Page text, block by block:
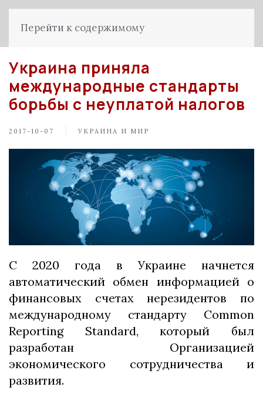
Перейти к содержимому
Украина приняла
международные стандарты
борьбы с неуплатой налогов
2017-10-07 УКРАИНА И МИР
С 2020 года в Украине начнется
автоматический обмен информацией о
финансовых счетах нерезидентов по
международному стандарту Common
Reporting Standard, который был
разработан Организацией
экономического сотрудничества и
развития.